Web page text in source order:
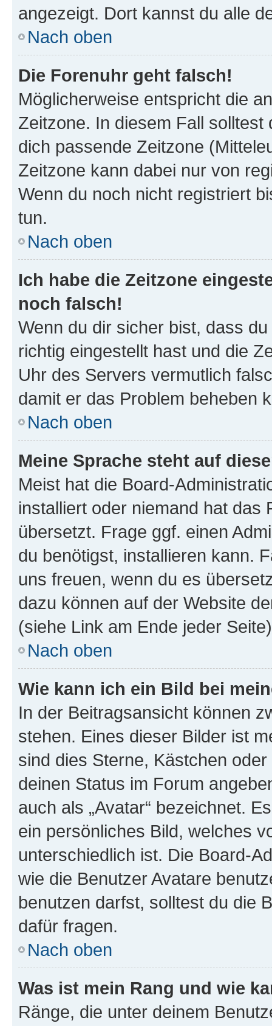
angezeigt. Dort kannst du alle
Nach oben
Die Forenuhr geht falsch!
Möglicherweise entspricht die
Zeitzone. In diesem Fall solltest
dich passende Zeitzone
Zeitzone kann dabei nur von
Wenn du noch nicht registriert
tun.
Nach oben
Ich habe die Zeitzone
noch falsch!
Wenn du dir sicher bist, dass
richtig eingestellt hast und die
Uhr des Servers vermutlich
damit er das Problem beheben
Nach oben
Meine Sprache steht auf
Meist hat die Board-
installiert oder niemand hat das
übersetzt. Frage ggf. einen
du benötigst, installieren kann.
uns freuen, wenn du es
dazu können auf der Website
(siehe Link am Ende jeder
Nach oben
Wie kann ich ein Bild bei
In der Beitragsansicht können
stehen. Eines dieser Bilder ist
sind dies Sterne, Kästchen
deinen Status im Forum
auch als „Avatar“ bezeichnet.
ein persönliches Bild, welches
unterschiedlich ist. Die Board-
wie die Benutzer Avatare
benutzen darfst, solltest du die
dafür fragen.
Nach oben
Was ist mein Rang und wie
Ränge, die unter deinem